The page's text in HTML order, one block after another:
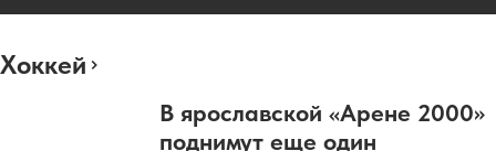
Хоккей
В ярославской «Арене 2000»
поднимут еще один